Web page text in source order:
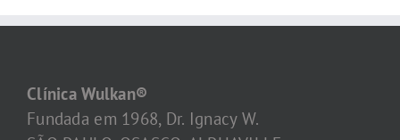
Clínica Wulkan®
Fundada em 1968, Dr. Ignacy W.